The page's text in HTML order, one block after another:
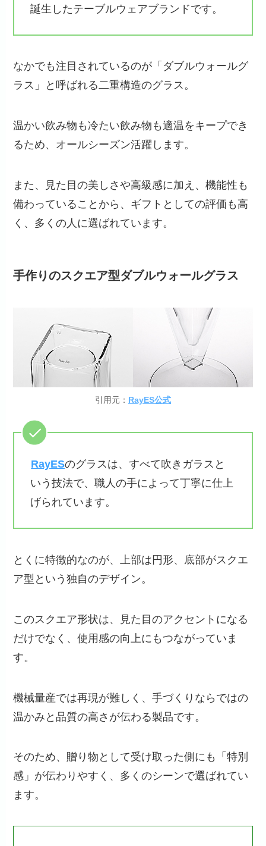
誕生したテーブルウェアブランドです。
なかでも注目されているのが「ダブルウォールグ
ラス」と呼ばれる二重構造のグラス。
温かい飲み物も冷たい飲み物も適温をキープでき
るため、オールシーズン活躍します。
また、見た目の美しさや高級感に加え、機能性も
備わっていることから、ギフトとしての評価も高
く、多くの人に選ばれています。
手作りのスクエア型ダブルウォールグラス
引用元： RayES公式
RayESのグラスは、すべて吹きガラスと
いう技法で、職人の手によって丁寧に仕上
げられています。
とくに特徴的なのが、上部は円形、底部がスクエ
ア型という独自のデザイン。
このスクエア形状は、見た目のアクセントになる
だけでなく、使用感の向上にもつながっていま
す。
機械量産では再現が難しく、手づくりならではの
温かみと品質の高さが伝わる製品です。
そのため、贈り物として受け取った側にも「特別
感」が伝わりやすく、多くのシーンで選ばれてい
ます。